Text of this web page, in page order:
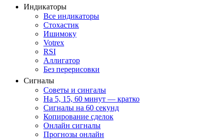
Индикаторы
Все индикаторы
Стохастик
Ишимоку
Votrex
RSI
Аллигатор
Без перерисовки
Сигналы
Советы и сингалы
На 5, 15, 60 минут — кратко
Сигналы на 60 секунд
Копирование сделок
Онлайн сигналы
Прогнозы онлайн